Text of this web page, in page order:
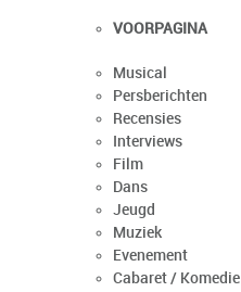
VOORPAGINA
Musical
Persberichten
Recensies
Interviews
Film
Dans
Jeugd
Muziek
Evenement
Cabaret / Komedie